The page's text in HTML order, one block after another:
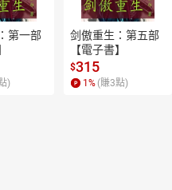
第一部
)
剑傲重生：第五部
【電子書】
$315
1 % (賺3點)